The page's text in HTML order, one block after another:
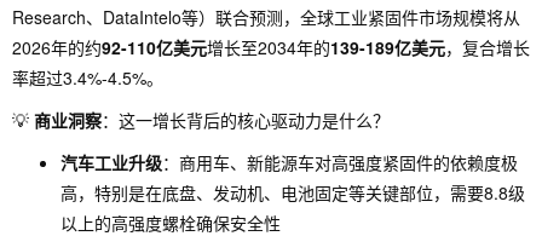
Research、DataIntelo等）联合预测，全球工业紧固件市场规模将从
2026年的约92-110亿美元增长至2034年的139-189亿美元，复合增长
率超过3.4%-4.5%。
💡 商业洞察：这一增长背后的核心驱动力是什么？
汽车工业升级：商用车、新能源车对高强度紧固件的依赖度极
高，特别是在底盘、发动机、电池固定等关键部位，需要8.8级
以上的高强度螺栓确保安全性